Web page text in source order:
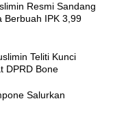
Resmi Sandang
Berbuah IPK 3,99
Teliti Kunci
DPRD Bone
Salurkan